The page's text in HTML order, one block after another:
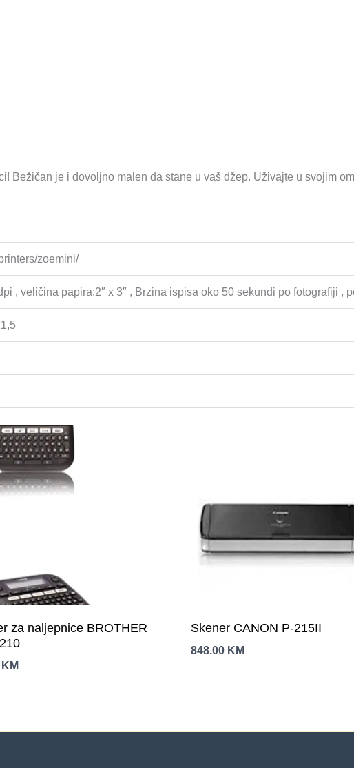
Bežičan je i dovoljno malen da stane u vaš džep. Uživajte u svojim
zoemini/
, veličina papira:2″ x 3″ , Brzina ispisa oko 50 sekundi po fotografiji ,
za naljepnice BROTHER
KM
Skener CANON P-215II
848.00 KM